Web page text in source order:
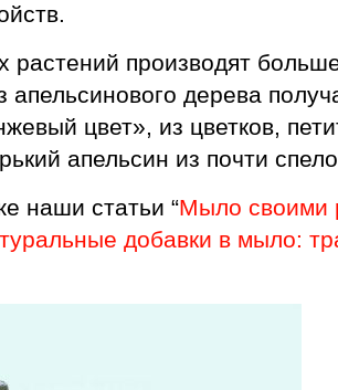
растений производят
апельсинового дерева
цвет», из цветков,
апельсин из почти
наши статьи “Мыло своими
добавки в мыло: